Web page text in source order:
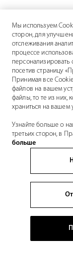
Мы используем
сторон, для
отслеживания
процессе
персонализировать
посетив страницу
Принимая все
файлов на вашем
файлы, то те из них,
храниться на вашем
Узнайте больше о
третьих сторон, в
больше